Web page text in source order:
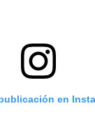
en